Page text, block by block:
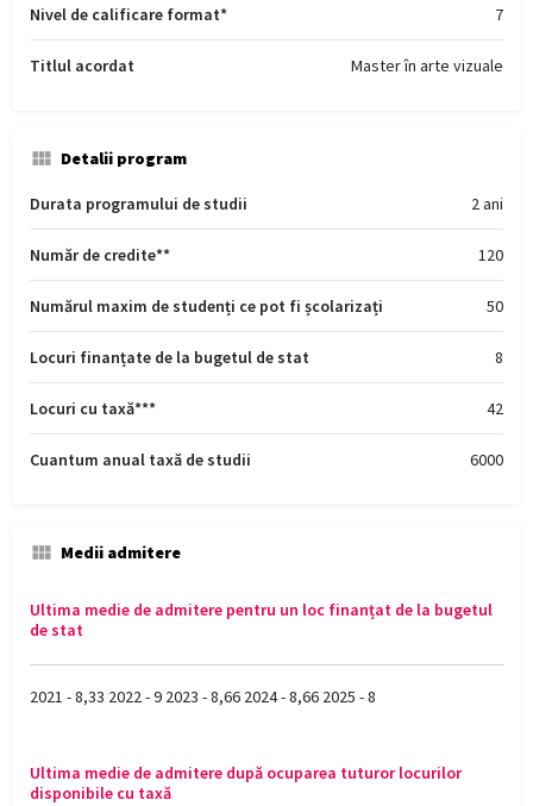
Nivel de calificare format* 7
Titlul acordat Master în arte vizuale
Detalii program
Durata programului de studii 2 ani
Număr de credite** 120
Numărul maxim de studenți ce pot fi școlarizați 50
Locuri finanțate de la bugetul de stat 8
Locuri cu taxă*** 42
Cuantum anual taxă de studii 6000
Medii admitere
Ultima medie de admitere pentru un loc finanțat de la bugetul
de stat
2021 - 8,33 2022 - 9 2023 - 8,66 2024 - 8,66 2025 - 8
Ultima medie de admitere după ocuparea tuturor locurilor
disponibile cu taxă